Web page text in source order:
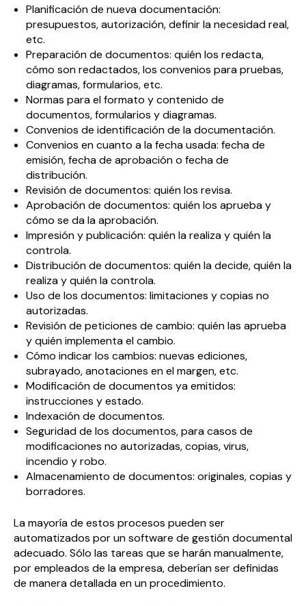
Planificación de nueva documentación:
presupuestos, autorización, definir la necesidad real,
etc.
Preparación de documentos: quién los redacta,
cómo son redactados, los convenios para pruebas,
diagramas, formularios, etc.
Normas para el formato y contenido de
documentos, formularios y diagramas.
Convenios de identificación de la documentación.
Convenios en cuanto a la fecha usada: fecha de
emisión, fecha de aprobación o fecha de
distribución.
Revisión de documentos: quién los revisa.
Aprobación de documentos: quién los aprueba y
cómo se da la aprobación.
Impresión y publicación: quién la realiza y quién la
controla.
Distribución de documentos: quién la decide, quién la
realiza y quién la controla.
Uso de los documentos: limitaciones y copias no
autorizadas.
Revisión de peticiones de cambio: quién las aprueba
y quién implementa el cambio.
Cómo indicar los cambios: nuevas ediciones,
subrayado, anotaciones en el margen, etc.
Modificación de documentos ya emitidos:
instrucciones y estado.
Indexación de documentos.
Seguridad de los documentos, para casos de
modificaciones no autorizadas, copias, virus,
incendio y robo.
Almacenamiento de documentos: originales, copias y
borradores.
La mayoría de estos procesos pueden ser
automatizados por un software de gestión documental
adecuado. Sólo las tareas que se harán manualmente,
por empleados de la empresa, deberían ser definidas
de manera detallada en un procedimiento.